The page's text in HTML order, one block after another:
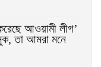
আওয়ামী লীগ’
তা আমরা মনে